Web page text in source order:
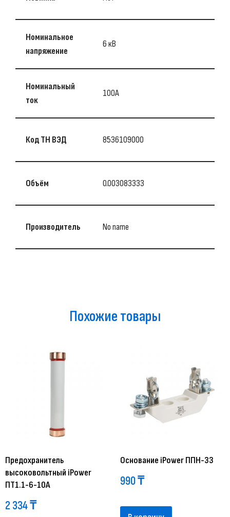
Номинальное
напряжение
6 кВ
Номинальный
ток
100A
Код ТН ВЭД 8536109000
Объём 0.003083333
Производитель No name
Похожие товары
Предохранитель
высоковольтный iPower
ПT1.1-6-10A
2 334₸
Основание iPower ППН-33
990₸